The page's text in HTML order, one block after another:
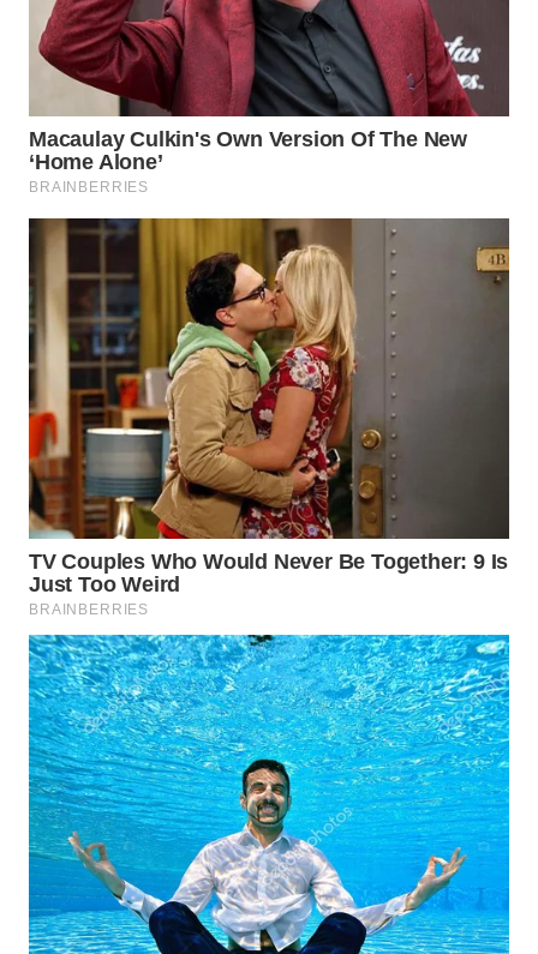
WN
KALTARA
WN
KALSEL
KALTIM
WN
SULSEL
GORONTALO
WN
SULUT
WN
MALUKU
WN
MALUT
WN
DAIRI
WN
DANAU
TOBA
WN